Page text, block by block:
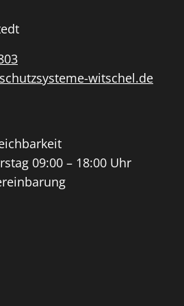
witschel.de
09:00 – 18:00 Uhr